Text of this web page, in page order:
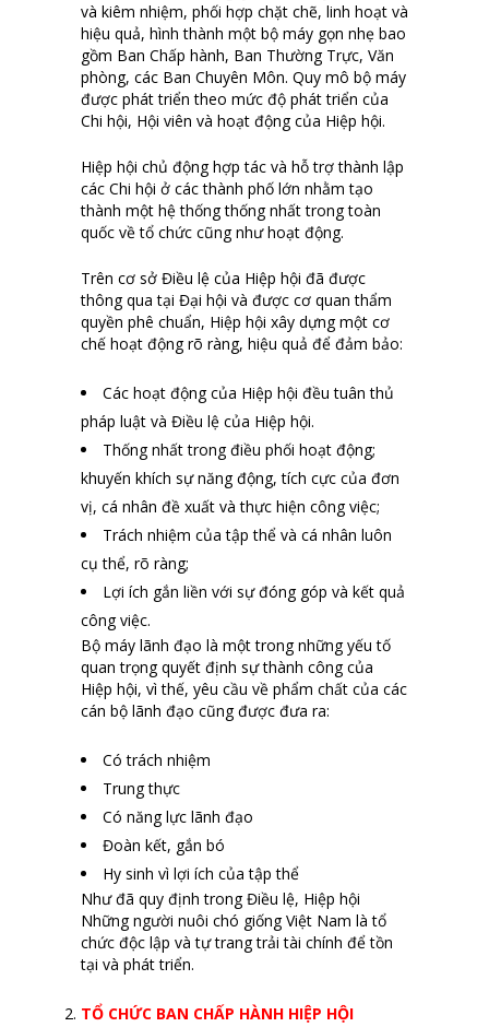
và kiêm nhiệm, phối hợp chặt chẽ, linh hoạt và
hiệu quả, hình thành một bộ máy gọn nhẹ bao
gồm Ban Chấp hành, Ban Thường Trực, Văn
phòng, các Ban Chuyên Môn. Quy mô bộ máy
được phát triển theo mức độ phát triển của
Chi hội, Hội viên và hoạt động của Hiệp hội.
Hiệp hội chủ động hợp tác và hỗ trợ thành lập
các Chi hội ở các thành phố lớn nhằm tạo
thành một hệ thống thống nhất trong toàn
quốc về tổ chức cũng như hoạt động.
Trên cơ sở Điều lệ của Hiệp hội đã được
thông qua tại Đại hội và được cơ quan thẩm
quyền phê chuẩn, Hiệp hội xây dựng một cơ
chế hoạt động rõ ràng, hiệu quả để đảm bảo:
Các hoạt động của Hiệp hội đều tuân thủ
pháp luật và Điều lệ của Hiệp hội.
Thống nhất trong điều phối hoạt động;
khuyến khích sự năng động, tích cực của đơn
vị, cá nhân đề xuất và thực hiện công việc;
Trách nhiệm của tập thể và cá nhân luôn
cụ thể, rõ ràng;
Lợi ích gắn liền với sự đóng góp và kết quả
công việc.
Bộ máy lãnh đạo là một trong những yếu tố
quan trọng quyết định sự thành công của
Hiệp hội, vì thế, yêu cầu về phẩm chất của các
cán bộ lãnh đạo cũng được đưa ra:
Có trách nhiệm
Trung thực
Có năng lực lãnh đạo
Đoàn kết, gắn bó
Hy sinh vì lợi ích của tập thể
Như đã quy định trong Điều lệ, Hiệp hội
Những người nuôi chó giống Việt Nam là tổ
chức độc lập và tự trang trải tài chính để tồn
tại và phát triển.
TỔ CHỨC BAN CHẤP HÀNH HIỆP HỘI